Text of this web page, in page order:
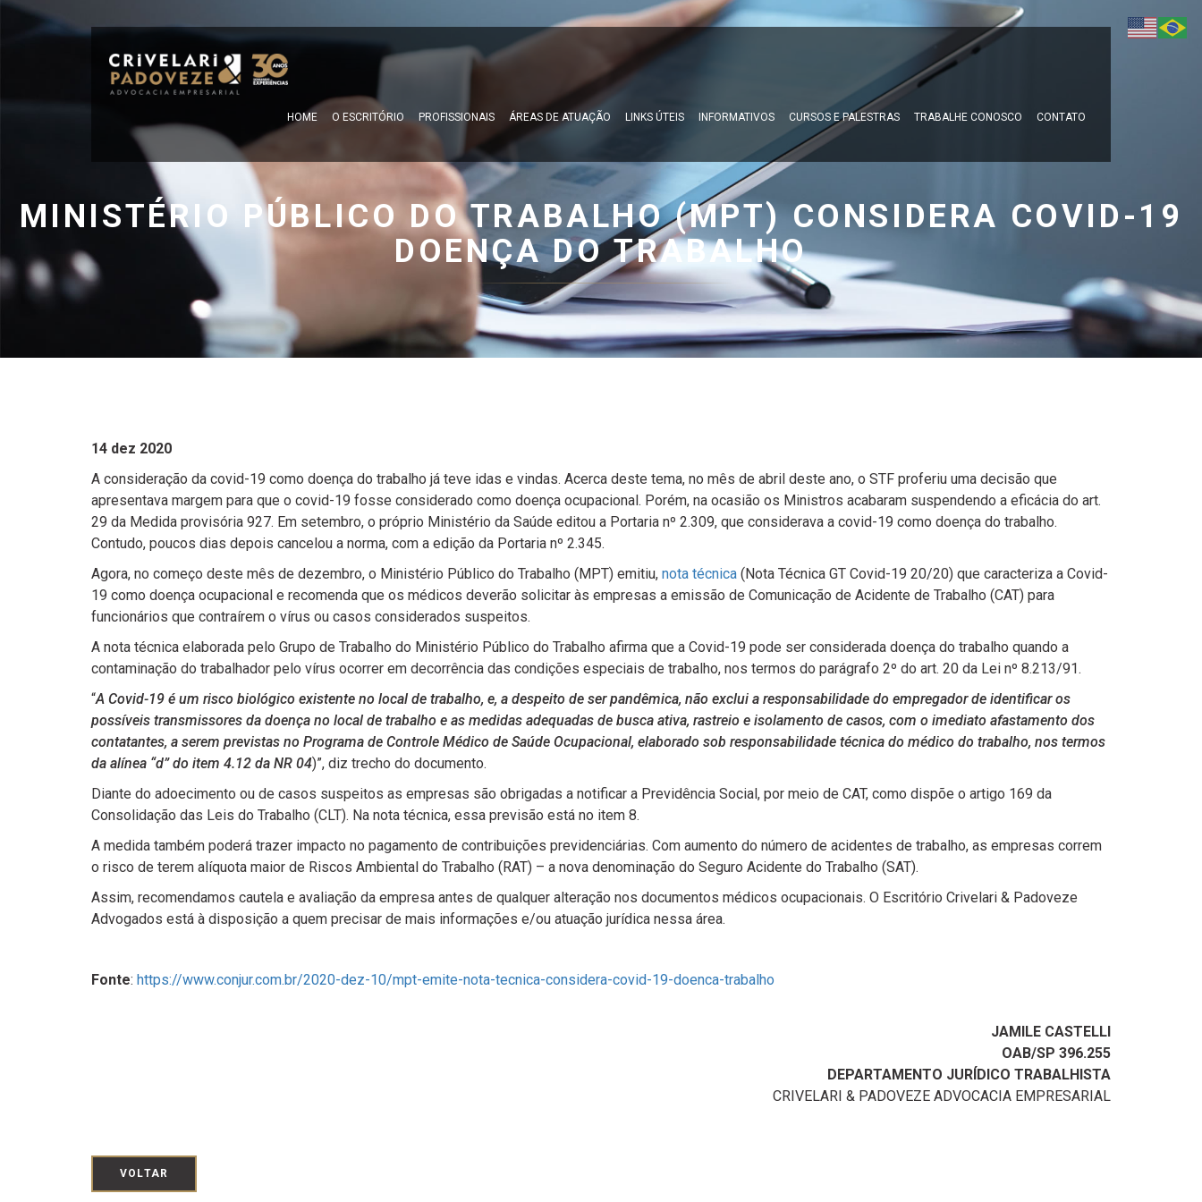
HOME O ESCRITÓRIO PROFISSIONAIS ÁREAS DE ATUAÇÃO LINKS ÚTEIS INFORMATIVOS CURSOS E PALESTRAS TRABALHE CONOSCO CONTATO
MINISTÉRIO PÚBLICO DO TRABALHO (MPT) CONSIDERA COVID-19
DOENÇA DO TRABALHO
14 dez 2020
A consideração da covid-19 como doença do trabalho já teve idas e vindas. Acerca deste tema, no mês de abril deste ano, o STF proferiu uma decisão que
apresentava margem para que o covid-19 fosse considerado como doença ocupacional. Porém, na ocasião os Ministros acabaram suspendendo a eficácia do art.
29 da Medida provisória 927. Em setembro, o próprio Ministério da Saúde editou a Portaria nº 2.309, que considerava a covid-19 como doença do trabalho.
Contudo, poucos dias depois cancelou a norma, com a edição da Portaria nº 2.345.
Agora, no começo deste mês de dezembro, o Ministério Público do Trabalho (MPT) emitiu, nota técnica (Nota Técnica GT Covid-19 20/20) que caracteriza a Covid-
19 como doença ocupacional e recomenda que os médicos deverão solicitar às empresas a emissão de Comunicação de Acidente de Trabalho (CAT) para
funcionários que contraírem o vírus ou casos considerados suspeitos.
A nota técnica elaborada pelo Grupo de Trabalho do Ministério Público do Trabalho afirma que a Covid-19 pode ser considerada doença do trabalho quando a
contaminação do trabalhador pelo vírus ocorrer em decorrência das condições especiais de trabalho, nos termos do parágrafo 2º do art. 20 da Lei nº 8.213/91.
“A Covid-19 é um risco biológico existente no local de trabalho, e, a despeito de ser pandêmica, não exclui a responsabilidade do empregador de identificar os
possíveis transmissores da doença no local de trabalho e as medidas adequadas de busca ativa, rastreio e isolamento de casos, com o imediato afastamento dos
contatantes, a serem previstas no Programa de Controle Médico de Saúde Ocupacional, elaborado sob responsabilidade técnica do médico do trabalho, nos termos
da alínea “d” do item 4.12 da NR 04)”, diz trecho do documento.
Diante do adoecimento ou de casos suspeitos as empresas são obrigadas a notificar a Previdência Social, por meio de CAT, como dispõe o artigo 169 da
Consolidação das Leis do Trabalho (CLT). Na nota técnica, essa previsão está no item 8.
A medida também poderá trazer impacto no pagamento de contribuições previdenciárias. Com aumento do número de acidentes de trabalho, as empresas correm
o risco de terem alíquota maior de Riscos Ambiental do Trabalho (RAT) – a nova denominação do Seguro Acidente do Trabalho (SAT).
Assim, recomendamos cautela e avaliação da empresa antes de qualquer alteração nos documentos médicos ocupacionais. O Escritório Crivelari & Padoveze
Advogados está à disposição a quem precisar de mais informações e/ou atuação jurídica nessa área.
Fonte: https://www.conjur.com.br/2020-dez-10/mpt-emite-nota-tecnica-considera-covid-19-doenca-trabalho
JAMILE CASTELLI
OAB/SP 396.255
DEPARTAMENTO JURÍDICO TRABALHISTA
CRIVELARI & PADOVEZE ADVOCACIA EMPRESARIAL
VOLTAR